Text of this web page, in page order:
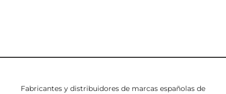
Fabricantes y distribuidores de marcas españolas de